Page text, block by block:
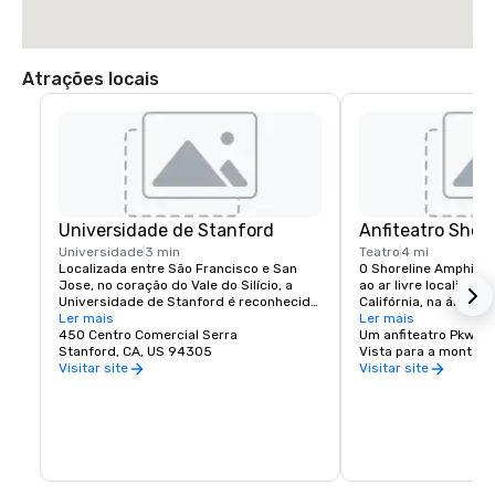
Atrações locais
Universidade de Stanford
Universidade3 min
Localizada entre São Francisco e San
Jose, no coração do Vale do Silício, a
Universidade de Stanford é reconhecida
como uma das principais instituições de
pesquisa e ensino do mundo.
Ler mais
450 Centro Comercial Serra
Stanford, CA, US 94305
Visitar site
Anfiteatro
Teatro4 mi
O Shoreline
ao ar livre localizado
Califórnia, na área
Francisco. O local
22.500 pessoas.
Ler mais
Um anfiteatro Pkwy
Vista para a
Visitar site